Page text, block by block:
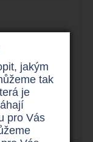
jakým
tak
je
pro Vás